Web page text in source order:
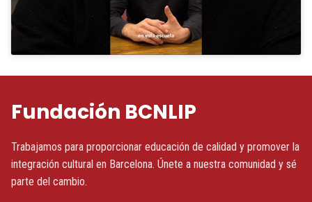
Fundación BCNLIP
Trabajamos para proporcionar educación de calidad y promover la
integración cultural en Barcelona. Únete a nuestra comunidad y sé
parte del cambio.